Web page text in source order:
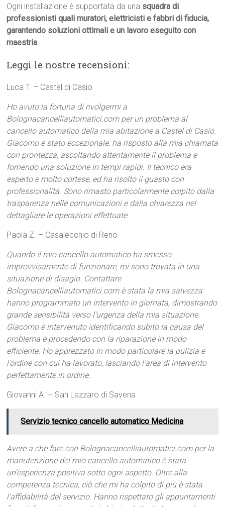
Ogni installazione è supportata da una squadra di
professionisti quali muratori, elettricisti e fabbri di fiducia,
garantendo soluzioni ottimali e un lavoro eseguito con
maestria.
Leggi le nostre recensioni:
Luca T. – Castel di Casio
Ho avuto la fortuna di rivolgermi a
Bolognacancelliautomatici.com per un problema al
cancello automatico della mia abitazione a Castel di Casio.
Giacomo è stato eccezionale: ha risposto alla mia chiamata
con prontezza, ascoltando attentamente il problema e
fornendo una soluzione in tempi rapidi. Il tecnico era
esperto e molto cortese, ed ha risolto il guasto con
professionalità. Sono rimasto particolarmente colpito dalla
trasparenza nelle comunicazioni e dalla chiarezza nel
dettagliare le operazioni effettuate.
Paola Z. – Casalecchio di Reno
Quando il mio cancello automatico ha smesso
improvvisamente di funzionare, mi sono trovata in una
situazione di disagio. Contattare
Bolognacancelliautomatici.com è stata la mia salvezza:
hanno programmato un intervento in giornata, dimostrando
grande sensibilità verso l’urgenza della mia situazione.
Giacomo è intervenuto identificando subito la causa del
problema e procedendo con la riparazione in modo
efficiente. Ho apprezzato in modo particolare la pulizia e
l’ordine con cui ha lavorato, lasciando l’area di intervento
perfettamente in ordine.
Giovanni A. – San Lazzaro di Savena
Servizio tecnico cancello automatico Medicina
Avere a che fare con Bolognacancelliautomatici.com per la
manutenzione del mio cancello automatico è stata
un’esperienza positiva sotto ogni aspetto. Oltre alla
competenza tecnica, ciò che mi ha colpito di più è stata
l’affidabilità del servizio. Hanno rispettato gli appuntamenti